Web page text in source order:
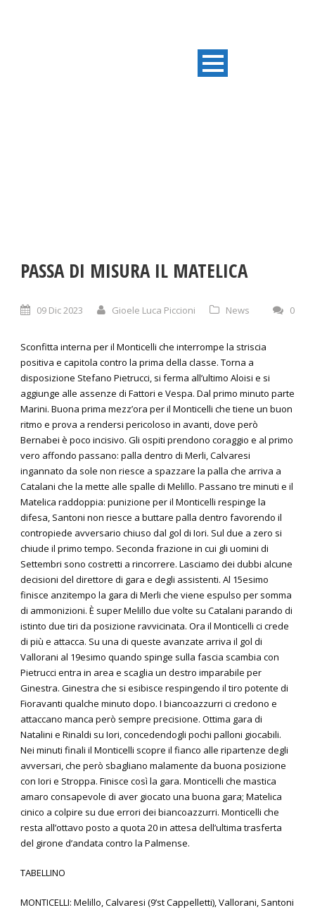
PASSA DI MISURA IL MATELICA
09 Dic 2023 Gioele Luca Piccioni News 0
Sconfitta interna per il Monticelli che interrompe la striscia
positiva e capitola contro la prima della classe. Torna a
disposizione Stefano Pietrucci, si ferma all’ultimo Aloisi e si
aggiunge alle assenze di Fattori e Vespa. Dal primo minuto parte
Marini. Buona prima mezz’ora per il Monticelli che tiene un buon
ritmo e prova a rendersi pericoloso in avanti, dove però
Bernabei è poco incisivo. Gli ospiti prendono coraggio e al primo
vero affondo passano: palla dentro di Merli, Calvaresi
ingannato da sole non riesce a spazzare la palla che arriva a
Catalani che la mette alle spalle di Melillo. Passano tre minuti e il
Matelica raddoppia: punizione per il Monticelli respinge la
difesa, Santoni non riesce a buttare palla dentro favorendo il
contropiede avversario chiuso dal gol di Iori. Sul due a zero si
chiude il primo tempo. Seconda frazione in cui gli uomini di
Settembri sono costretti a rincorrere. Lasciamo dei dubbi alcune
decisioni del direttore di gara e degli assistenti. Al 15esimo
finisce anzitempo la gara di Merli che viene espulso per somma
di ammonizioni. È super Melillo due volte su Catalani parando di
istinto due tiri da posizione ravvicinata. Ora il Monticelli ci crede
di più e attacca. Su una di queste avanzate arriva il gol di
Vallorani al 19esimo quando spinge sulla fascia scambia con
Pietrucci entra in area e scaglia un destro imparabile per
Ginestra. Ginestra che si esibisce respingendo il tiro potente di
Fioravanti qualche minuto dopo. I biancoazzurri ci credono e
attaccano manca però sempre precisione. Ottima gara di
Natalini e Rinaldi su Iori, concedendogli pochi palloni giocabili.
Nei minuti finali il Monticelli scopre il fianco alle ripartenze degli
avversari, che però sbagliano malamente da buona posizione
con Iori e Stroppa. Finisce così la gara. Monticelli che mastica
amaro consapevole di aver giocato una buona gara; Matelica
cinico a colpire su due errori dei biancoazzurri. Monticelli che
resta all’ottavo posto a quota 20 in attesa dell’ultima trasferta
del girone d’andata contro la Palmense.
TABELLINO
MONTICELLI: Melillo, Calvaresi (9’st Cappelletti), Vallorani, Santoni